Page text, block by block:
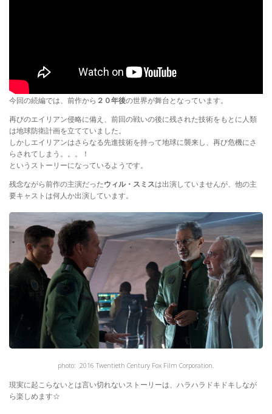
今回の続編では、前作から ２０年後の世界が舞台となっています。
再びのエイリアン侵略に備え、前回の戦いの後に残された技術をもとに人類
は地球防衛計画を立てていました。
しかしエイリアンはさらなる先進技術を持って地球に襲来し、再び危機にさ
らされてしまう。。。！
というストーリーになっているようです。
残念ながら前作の主演だったウィル・スミスは出演していませんが、他の主
要キャストは何人か出演しています。
photo: 2016 Twentieth Century Fox Film Corporation.
現実に起こらないとは言い切れないストーリーは、ハラハラドキドキしなが
ら楽しめます☆